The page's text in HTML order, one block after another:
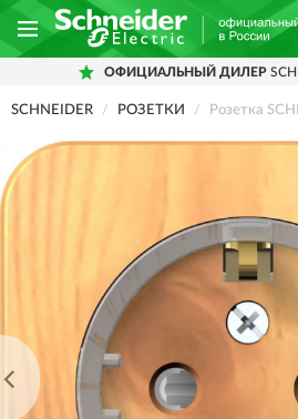
ОФИЦИАЛЬНЫЙ ДИЛЕР
SCHNEIDER РОЗЕТКИ Розетка